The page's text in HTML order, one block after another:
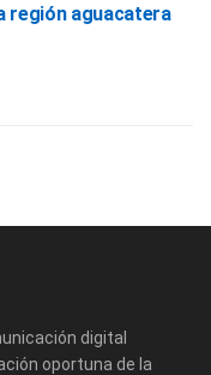
región aguacatera
digital
oportuna de la